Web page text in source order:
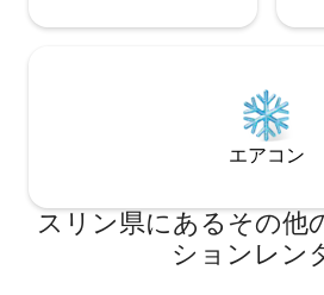
エアコン
スリン県にあるその他
ションレン